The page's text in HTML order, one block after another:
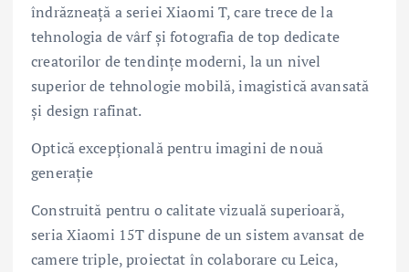
îndrăzneață a seriei Xiaomi T, care trece de la
tehnologia de vârf și fotografia de top dedicate
creatorilor de tendințe moderni, la un nivel
superior de tehnologie mobilă, imagistică avansată
și design rafinat.
Optică excepțională pentru imagini de nouă
generație
Construită pentru o calitate vizuală superioară,
seria Xiaomi 15T dispune de un sistem avansat de
camere triple, proiectat în colaborare cu Leica,